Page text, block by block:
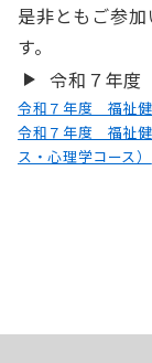
是非ともご参
す。
令和７年
令和７年度 福祉健
令和７年度 福祉健
ス・心理学コース）